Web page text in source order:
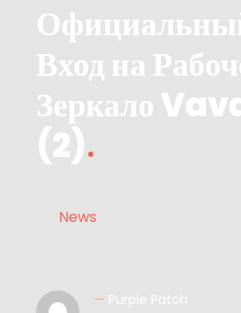
Вход на
Зеркало
(2)
News
— Purple Patch